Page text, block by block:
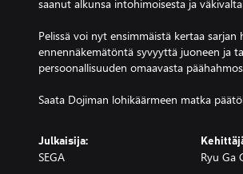
saanut alkunsa intohimoisesta ja
Pelissä voi nyt ensimmäistä kertaa
ennennäkemätöntä syvyyttä juoneen ja
persoonallisuuden omaavasta
Saata Dojiman lohikäärmeen matka
Julkaisija:
SEGA Ryu Ga